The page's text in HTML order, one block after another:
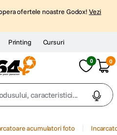
ofertele noastre Godox! Vezi
Printing Cursuri
0 0
caracteristici...
acumulatori foto